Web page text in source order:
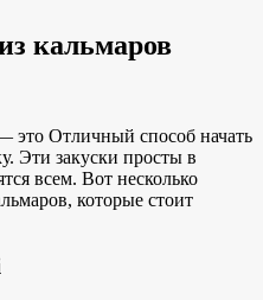
кальмаров
это Отличный способ начать
Эти закуски просты в
всем. Вот несколько
которые стоит